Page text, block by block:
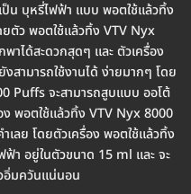
น บุหรี่ไฟฟ้า แบบ พอตใช้แล้วทิ้ง
ตัว พอตใช้แล้วทิ้ง VTV Nyx
าได้สะดวกสุดๆ และ ตัวเครื่อง
ามารถใช้งานได้ ง่ายมากๆ โดย
Puffs จะสามารถสูบแบบ ออโต้
ง พอตใช้แล้วทิ้ง VTV Nyx 8000
เลย โดยตัวเครื่อง พอตใช้แล้วทิ้ง
า อยู่ในตัวขนาด 15 ml และ จะ
อิ่มควันแน่นอน